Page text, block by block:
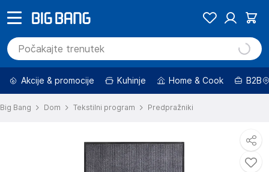
Akcije & promocije Kuhinje Home & Cook B2B
Big Bang Dom Tekstilni program Predpražniki